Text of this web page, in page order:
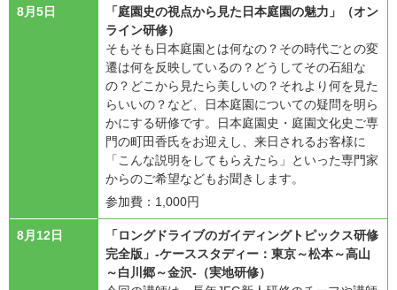
8月5日
「庭園史の視点から見た日本庭園の魅力」（オン
ライン研修）
そもそも日本庭園とは何なの？その時代ごとの変
遷は何を反映しているの？どうしてその石組な
の？どこから見たら美しいの？それより何を見た
らいいの？など、日本庭園についての疑問を明ら
かにする研修です。日本庭園史・庭園文化史ご専
門の町田香氏をお迎えし、来日されるお客様に
「こんな説明をしてもらえたら」といった専門家
からのご希望などもお聞きします。
参加費：1,000円
8月12日
「ロングドライブのガイディングトピックス研修
完全版」-ケーススタディー：東京～松本～高山
～白川郷～金沢-（実地研修）